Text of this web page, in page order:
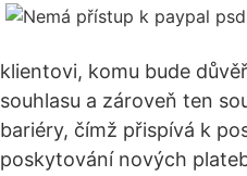
klientovi, komu bude
souhlasu a zároveň ten
bariéry, čímž přispívá k
poskytování nových